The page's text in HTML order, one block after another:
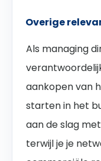
Overige
Als managing
aankopen van
starten in het
aan de slag
terwijl je je